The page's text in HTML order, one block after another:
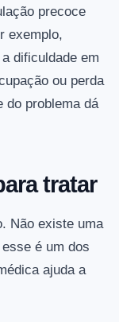
precoce
exemplo,
dificuldade em
ou perda
do problema dá
tratar
Não existe uma
é um dos
ajuda a